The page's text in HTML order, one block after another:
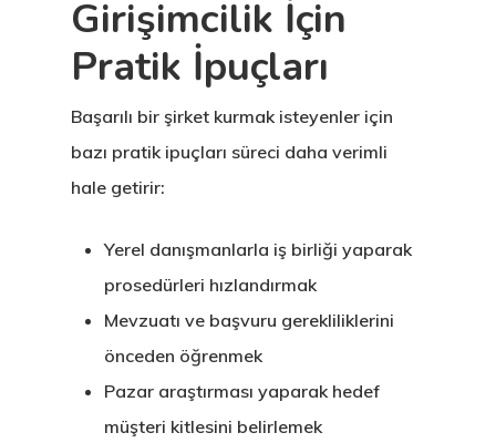
Girişimcilik İçin
Pratik İpuçları
Başarılı bir şirket kurmak isteyenler için
bazı pratik ipuçları süreci daha verimli
hale getirir:
Yerel danışmanlarla iş birliği yaparak
prosedürleri hızlandırmak
Mevzuatı ve başvuru gerekliliklerini
önceden öğrenmek
Pazar araştırması yaparak hedef
müşteri kitlesini belirlemek
Letonya
Vize Programı
Veri Politikası
Gayrimenkul
Oturma İzni –